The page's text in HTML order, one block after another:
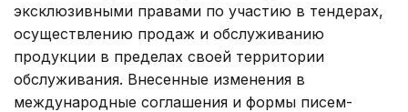
эксклюзивными правами по участию в тендерах,
осуществлению продаж и обслуживанию
продукции в пределах своей территории
обслуживания. Внесенные изменения в
международные соглашения и формы писем-